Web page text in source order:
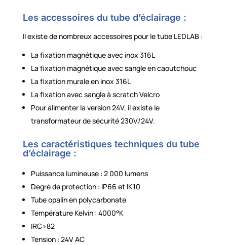
Les accessoires du tube d’éclairage :
Il existe de nombreux accessoires pour le tube LEDLAB :
La fixation magnétique avec inox 316L
La fixation magnétique avec sangle en caoutchouc
La fixation murale en inox 316L
La fixation avec sangle à scratch Velcro
Pour alimenter la version 24V, il existe le
transformateur de sécurité 230V/24V.
Les caractéristiques techniques du tube
d’éclairage :
Puissance lumineuse : 2 000 lumens
Degré de protection : IP66 et IK10
Tube opalin en polycarbonate
Température Kelvin : 4000°K
IRC>82
Tension : 24V AC